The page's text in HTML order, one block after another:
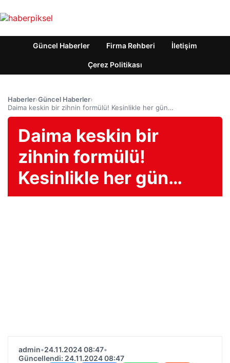
Güncel Haberler Firma Rehberi İletişim
Çerez Politikası
Haberler›Güncel Haberler›
Daima keskin bir zihnin formülü! Kesinlikle her gün…
Daima keskin bir
zihnin formülü!
Kesinlikle her gün…
admin•24.11.2024 08:47•
Güncellendi: 24.11.2024 08:47